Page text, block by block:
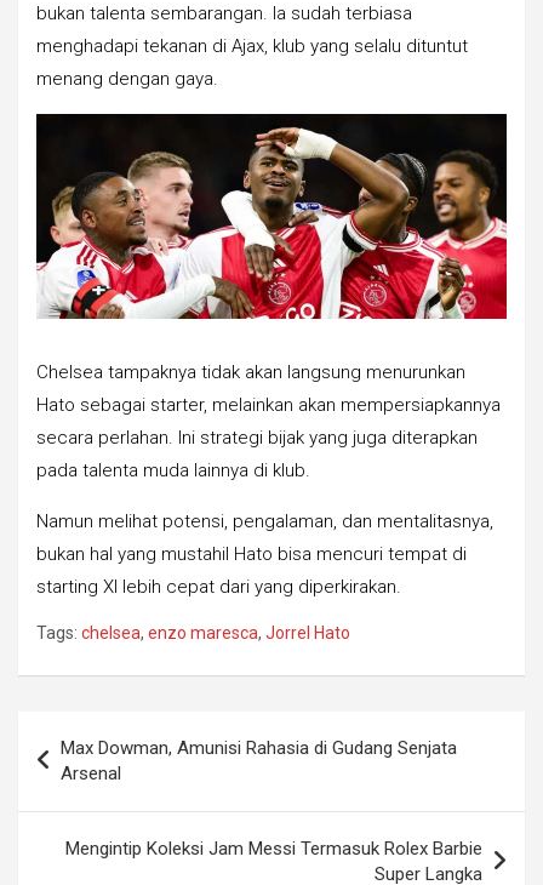
bukan talenta sembarangan. Ia sudah terbiasa
menghadapi tekanan di Ajax, klub yang selalu dituntut
menang dengan gaya.
Chelsea tampaknya tidak akan langsung menurunkan
Hato sebagai starter, melainkan akan mempersiapkannya
secara perlahan. Ini strategi bijak yang juga diterapkan
pada talenta muda lainnya di klub.
Namun melihat potensi, pengalaman, dan mentalitasnya,
bukan hal yang mustahil Hato bisa mencuri tempat di
starting XI lebih cepat dari yang diperkirakan.
Tags: chelsea, enzo maresca, Jorrel Hato
navigation
Max Dowman, Amunisi Rahasia di Gudang Senjata
Arsenal
Mengintip Koleksi Jam Messi Termasuk Rolex Barbie
Super Langka